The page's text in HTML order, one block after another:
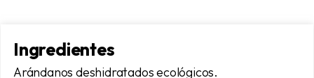
Ingredientes
Arándanos deshidratados ecológicos.